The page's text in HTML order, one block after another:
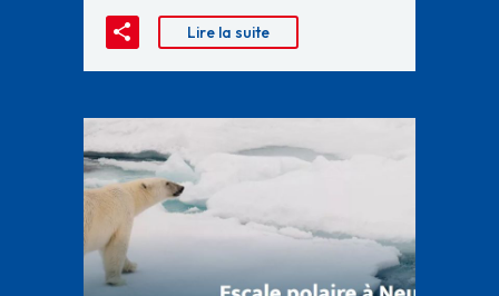
Lire la suite